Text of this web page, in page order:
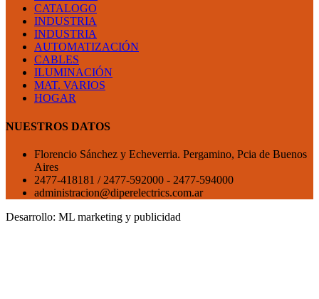
CATALOGO
INDUSTRIA
INDUSTRIA
AUTOMATIZACIÓN
CABLES
ILUMINACIÓN
MAT. VARIOS
HOGAR
NUESTROS DATOS
Florencio Sánchez y Echeverria. Pergamino, Pcia de Buenos
Aires
2477-418181 / 2477-592000 - 2477-594000
administracion@diperelectrics.com.ar
Desarrollo: ML marketing y publicidad